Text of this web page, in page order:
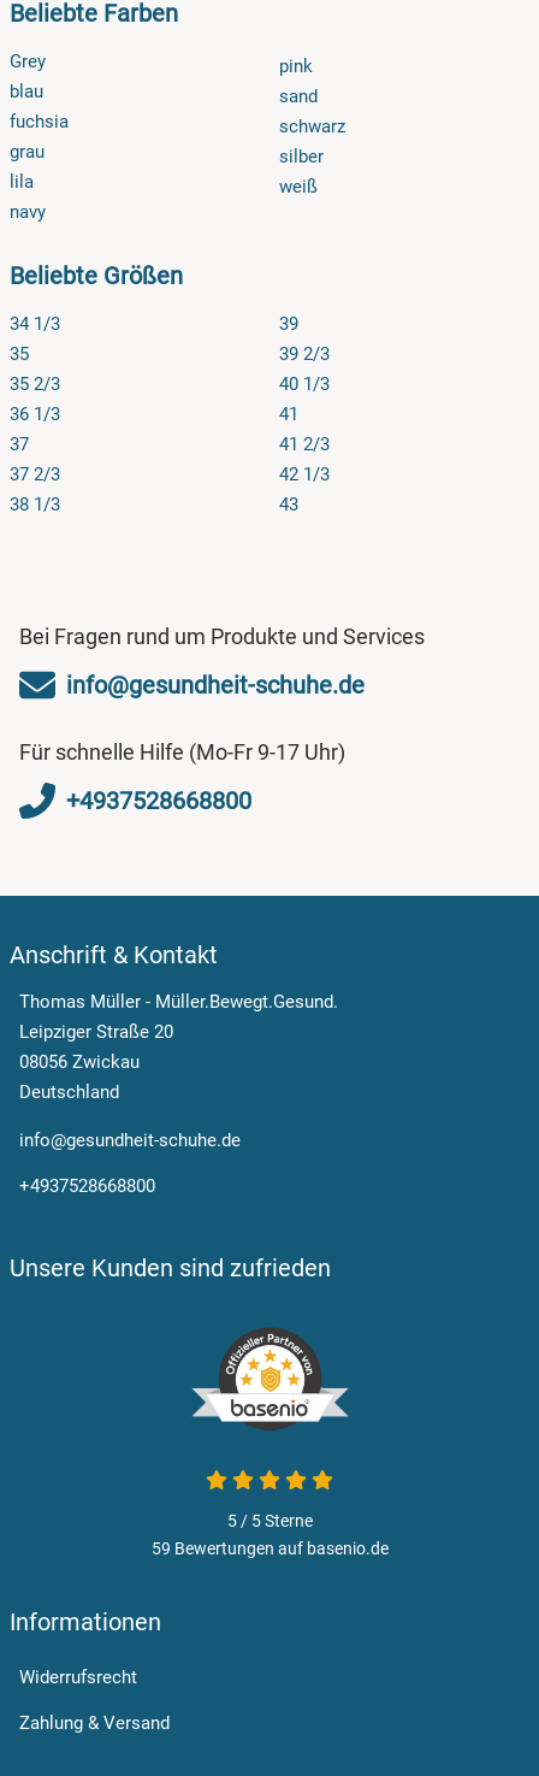
organisieren wir gerne für Sie.
Beliebte Farben
Grey
blau
fuchsia
grau
lila
navy
pink
sand
schwarz
silber
weiß
Beliebte Größen
34 1/3
35
35 2/3
36 1/3
37
37 2/3
38 1/3
39
39 2/3
40 1/3
41
41 2/3
42 1/3
43
Bei Fragen rund um Produkte und Services
info@gesundheit-schuhe.de
Für schnelle Hilfe (Mo-Fr 9-17 Uhr)
+4937528668800
Anschrift & Kontakt
Thomas Müller - Müller.Bewegt.Gesund.
Leipziger Straße 20
08056 Zwickau
Deutschland
info@gesundheit-schuhe.de
+4937528668800
Unsere Kunden sind zufrieden
5 / 5Sterne
59 Bewertungen auf basenio.de
Informationen
Widerrufsrecht
Zahlung & Versand